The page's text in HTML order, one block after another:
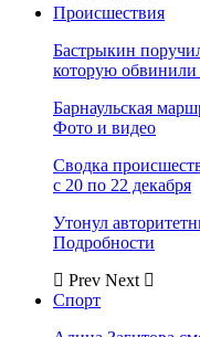
Происшествия
Бастрыкин
которую
Барнаульская
Фото и видео
Сводка
с 20 по 22 декабря
Утонул
Подробности
Prev Next
Спорт